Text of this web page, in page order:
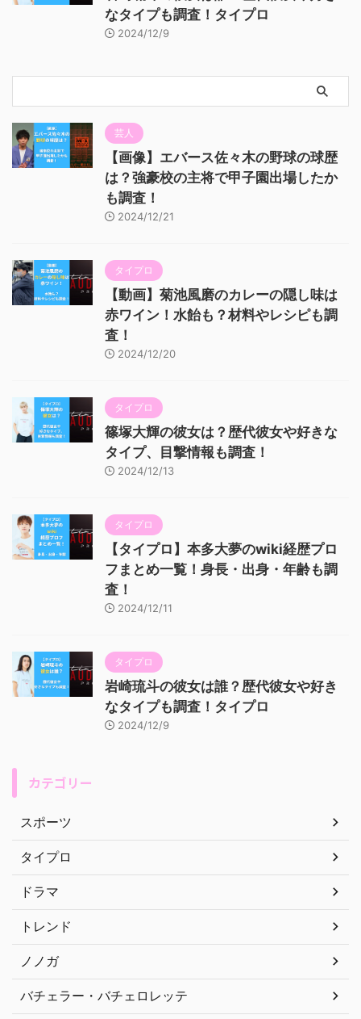
なタイプも調査！タイプロ
2024/12/9
芸人
【画像】エバース佐々木の野球の球歴
は？強豪校の主将で甲子園出場したか
も調査！
2024/12/21
タイプロ
【動画】菊池風磨のカレーの隠し味は
赤ワイン！水飴も？材料やレシピも調
査！
2024/12/20
タイプロ
篠塚大輝の彼女は？歴代彼女や好きな
タイプ、目撃情報も調査！
2024/12/13
タイプロ
【タイプロ】本多大夢のwiki経歴プロ
フまとめ一覧！身長・出身・年齢も調
査！
2024/12/11
タイプロ
岩崎琉斗の彼女は誰？歴代彼女や好き
なタイプも調査！タイプロ
2024/12/9
カテゴリー
スポーツ
タイプロ
ドラマ
トレンド
ノノガ
バチェラー・バチェロレッテ